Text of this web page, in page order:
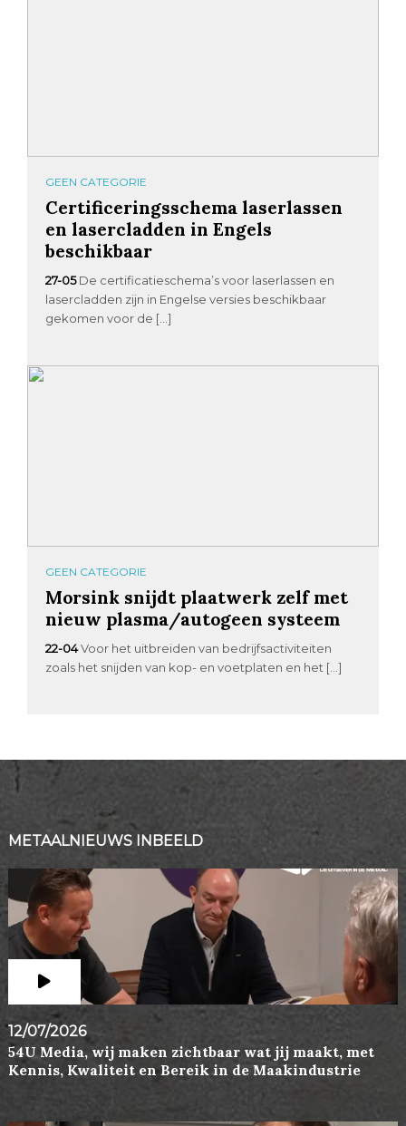
GEEN CATEGORIE
Certificeringsschema laserlassen
en lasercladden in Engels
beschikbaar
27-05 De certificatieschema’s voor laserlassen en
lasercladden zijn in Engelse versies beschikbaar
gekomen voor de […]
GEEN CATEGORIE
Morsink snijdt plaatwerk zelf met
nieuw plasma/autogeen systeem
22-04Voor het uitbreiden van bedrijfsactiviteiten
zoals het snijden van kop- en voetplaten en het […]
METAALNIEUWS INBEELD
12/07/2026
54U Media, wij maken zichtbaar wat jij maakt, met
Kennis, Kwaliteit en Bereik in de Maakindustrie